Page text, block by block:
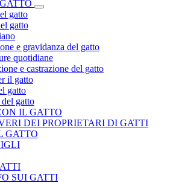
gatto
gatto
e gravidanza del gatto
quotidiane
e castrazione del gatto
il gatto
gatto
gatto
IL GATTO
DEI PROPRIETARI DI GATTI
GATTO
SUI GATTI